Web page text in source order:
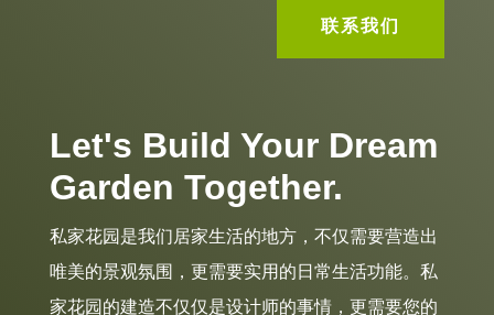
联系我们
Let's Build Your Dream
Garden Together.
私家花园是我们居家生活的地方，不仅需要营造出
唯美的景观氛围，更需要实用的日常生活功能。私
家花园的建造不仅仅是设计师的事情，更需要您的